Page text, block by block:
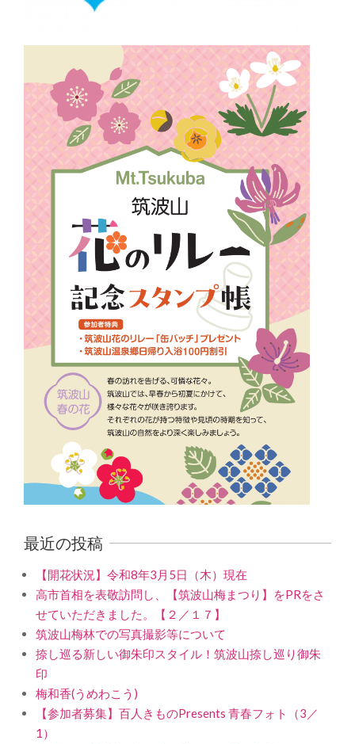
最近の投稿
【開花状況】令和8年3月5日（木）現在
高市首相を表敬訪問し、【筑波山梅まつり】をPRをさ
せていただきました。【２／１７】
筑波山梅林での写真撮影等について
捺し巡る新しい御朱印スタイル！筑波山捺し巡り御朱
印
梅和香(うめわこう)
【参加者募集】百人きものPresents 青春フォト（3／
1）